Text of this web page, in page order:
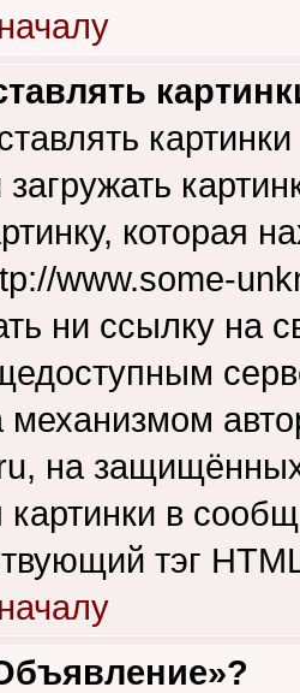
загружать
которая
www.some-
ни ссылку на
механизмом
на
в
тэг